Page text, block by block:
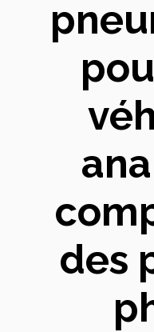
des